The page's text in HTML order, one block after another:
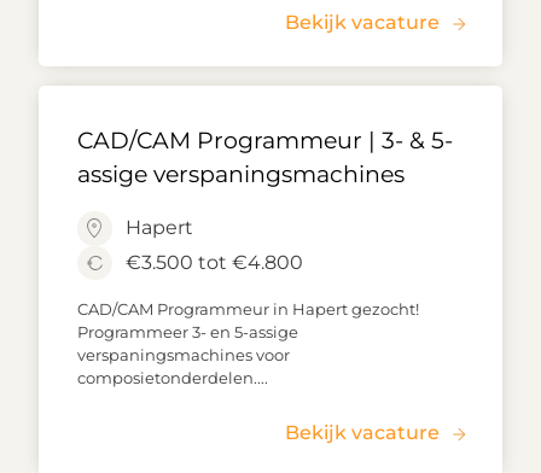
Bekijk vacature
CAD/CAM Programmeur | 3- & 5-
assige verspaningsmachines
Hapert
€3.500 tot €4.800
CAD/CAM Programmeur in Hapert gezocht!
Programmeer 3- en 5-assige
verspaningsmachines voor
composietonderdelen....
Bekijk vacature